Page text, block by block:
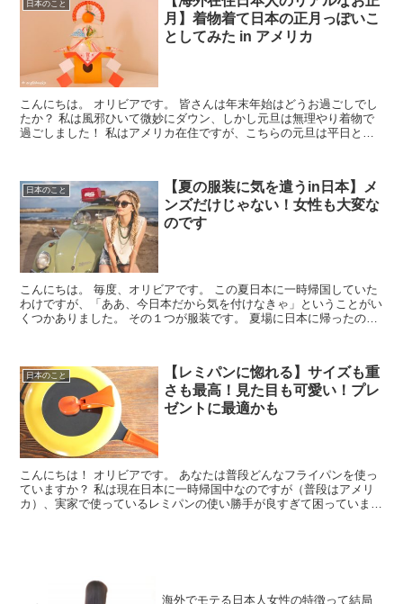
日本のこと
月】着物着て日本の正月っぽいこ
としてみた in アメリカ
こんにちは。 オリビアです。 皆さんは年末年始はどうお過ごしでし
たか？ 私は風邪ひいて微妙にダウン、しかし元旦は無理やり着物で
過ごしました！ 私はアメリカ在住ですが、こちらの元旦は平日と何
日本のこと
【夏の服装に気を遣うin日本】メ
ンズだけじゃない！女性も大変な
のです
こんにちは。 毎度、オリビアです。 この夏日本に一時帰国していた
わけですが、「ああ、今日本だから気を付けなきゃ」ということがい
くつかありました。 その１つが服装です。 夏場に日本に帰ったのは
日本のこと
【レミパンに惚れる】サイズも重
さも最高！見た目も可愛い！プレ
ゼントに最適かも
こんにちは！ オリビアです。 あなたは普段どんなフライパンを使っ
ていますか？ 私は現在日本に一時帰国中なのですが（普段はアメリ
カ）、実家で使っているレミパンの使い勝手が良すぎて困っていま
海外でモテる日本人女性の特徴って結局